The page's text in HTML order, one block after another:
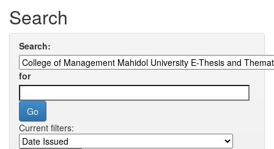
Search
Search:
for
Current filters: